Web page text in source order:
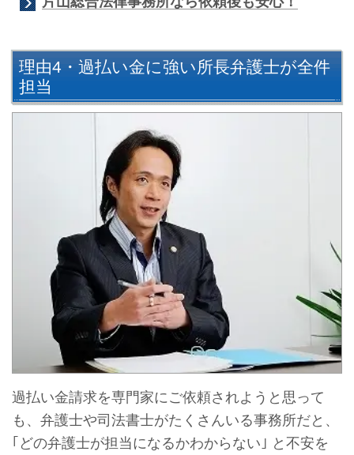
理由4・過払い金に強い所長弁護士が全件
担当
過払い金請求を専門家にご依頼されようと思って
も、弁護士や司法書士がたくさんいる事務所だと、
｢どの弁護士が担当になるかわからない｣ と不安を